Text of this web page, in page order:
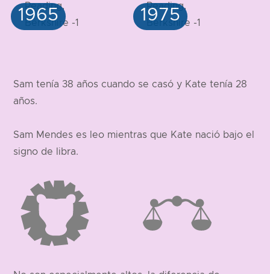
Sam tenía 38 años cuando se casó y Kate tenía 28
años.
Sam Mendes es leo mientras que Kate nació bajo el
signo de libra.